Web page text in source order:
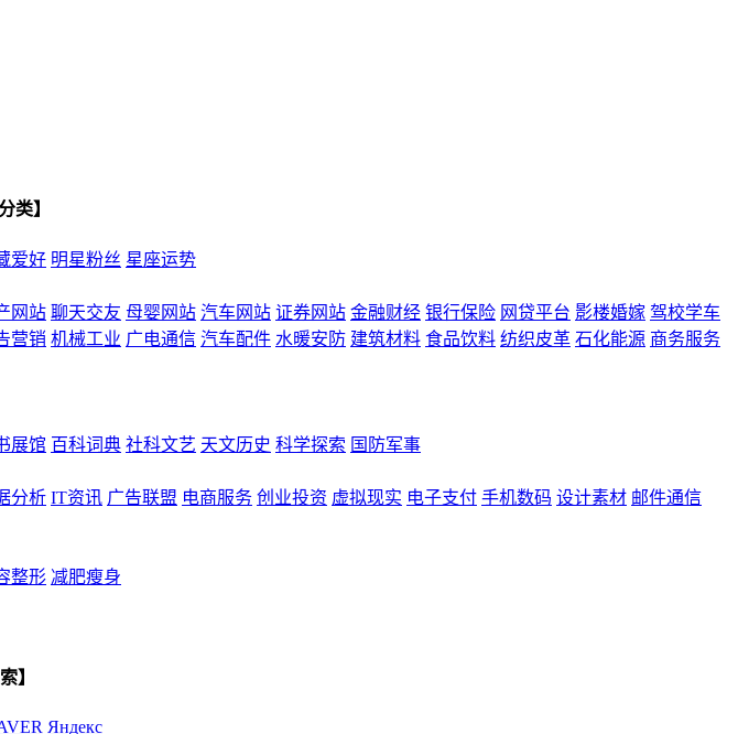
类】
爱好 明星粉丝 星座运势
网站 聊天交友 母婴网站 汽车网站 证券网站 金融财经 银行保险 网贷平台 影楼婚嫁 驾校学车
营销 机械工业 广电通信 汽车配件 水暖安防 建筑材料 食品饮料 纺织皮革 石化能源 商务服务
展馆 百科词典 社科文艺 天文历史 科学探索 国防军事
分析 IT资讯 广告联盟 电商服务 创业投资 虚拟现实 电子支付 手机数码 设计素材 邮件通信
整形 减肥瘦身
】
Яндекс